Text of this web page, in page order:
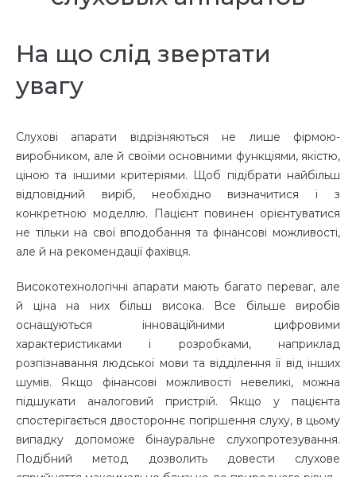
На що слід звертати
увагу
Слухові апарати відрізняються не лише фірмою-
виробником, але й своїми основними функціями, якістю,
ціною та іншими критеріями. Щоб підібрати найбільш
відповідний виріб, необхідно визначитися і з
конкретною моделлю. Пацієнт повинен орієнтуватися
не тільки на свої вподобання та фінансові можливості,
але й на рекомендації фахівця.
Високотехнологічні апарати мають багато переваг, але
й ціна на них більш висока. Все більше виробів
оснащуються інноваційними цифровими
характеристиками і розробками, наприклад
розпізнавання людської мови та відділення її від інших
шумів. Якщо фінансові можливості невеликі, можна
підшукати аналоговий пристрій. Якщо у пацієнта
спостерігається двостороннє погіршення слуху, в цьому
випадку допоможе бінауральне слухопротезування.
Подібний метод дозволить довести слухове